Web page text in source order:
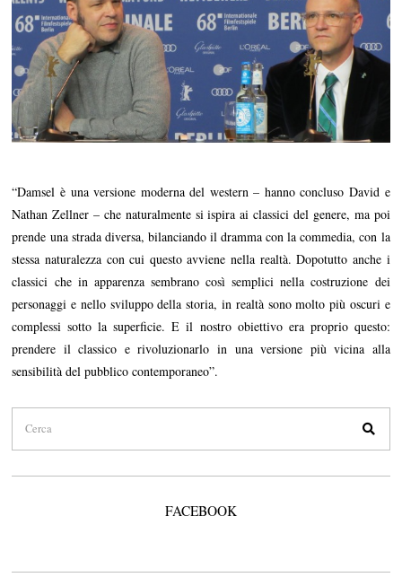
“Damsel è una versione moderna del western – hanno concluso David e
Nathan Zellner – che naturalmente si ispira ai classici del genere, ma poi
prende una strada diversa, bilanciando il dramma con la commedia, con la
stessa naturalezza con cui questo avviene nella realtà. Dopotutto anche i
classici che in apparenza sembrano così semplici nella costruzione dei
personaggi e nello sviluppo della storia, in realtà sono molto più oscuri e
complessi sotto la superficie. E il nostro obiettivo era proprio questo:
prendere il classico e rivoluzionarlo in una versione più vicina alla
sensibilità del pubblico contemporaneo”.
FACEBOOK